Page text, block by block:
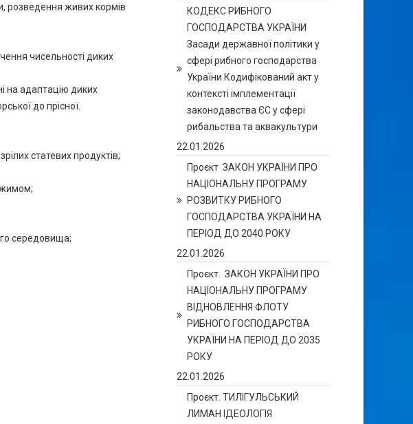
розведення живих кормів
чисельності диких
на адаптацію диких
до прісної.
статевих продуктів;
середовища;
КОДЕКС РИБНОГО
ГОСПОДАРСТВА УКРАЇНИ
Засади державної політики у
сфері рибного господарства
України Кодифікований акт у
контексті імплементації
законодавства ЄС у сфері
рибальства та аквакультури
22.01.2026
Проєкт ЗАКОН УКРАЇНИ ПРО
НАЦІОНАЛЬНУ ПРОГРАМУ
РОЗВИТКУ РИБНОГО
ГОСПОДАРСТВА УКРАЇНИ НА
ПЕРІОД ДО 2040 РОКУ
22.01.2026
Проєкт. ЗАКОН УКРАЇНИ ПРО
НАЦІОНАЛЬНУ ПРОГРАМУ
ВІДНОВЛЕННЯ ФЛОТУ
РИБНОГО ГОСПОДАРСТВА
УКРАЇНИ НА ПЕРІОД ДО 2035
РОКУ
22.01.2026
Проєкт. ТИЛІГУЛЬСЬКИЙ
ЛИМАН ІДЕОЛОГІЯ